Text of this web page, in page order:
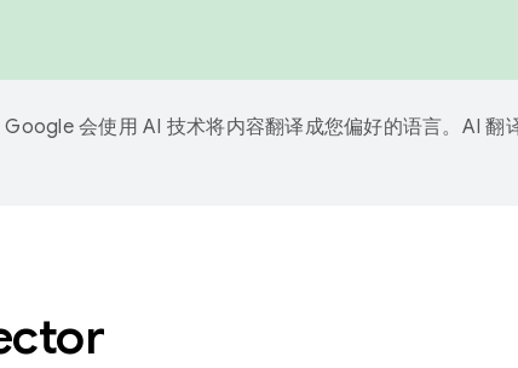
Google 会使用 AI 技术将内容翻译成您偏好的语言。AI 翻